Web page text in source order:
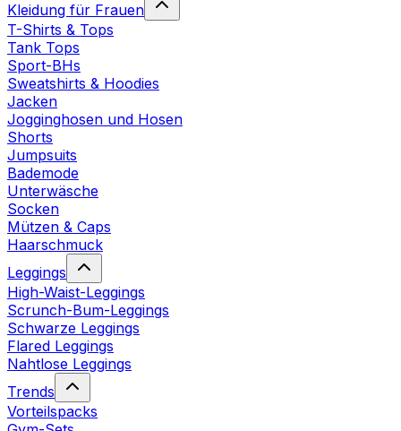
Kleidung für Frauen
T-Shirts & Tops
Tank Tops
Sport-BHs
Sweatshirts & Hoodies
Jacken
Jogginghosen und Hosen
Shorts
Jumpsuits
Bademode
Unterwäsche
Socken
Mützen & Caps
Haarschmuck
Leggings
High-Waist-Leggings
Scrunch-Bum-Leggings
Schwarze Leggings
Flared Leggings
Nahtlose Leggings
Trends
Vorteilspacks